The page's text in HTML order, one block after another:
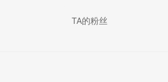
TA的粉丝